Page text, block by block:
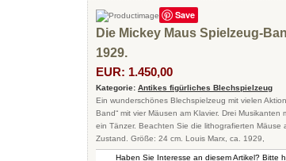
Save
Die Mickey Maus Spielzeug-
1929.
EUR: 1.450,00
Kategorie: Antikes figürliches Blechspielzeug
Ein wunderschönes Blechspielzeug mit vielen
Band“ mit vier Mäusen am Klavier. Drei
ein Tänzer. Beachten Sie die lithografierten
Zustand. Größe: 24 cm. Louis Marx, ca. 1929,
Haben Sie Interesse an diesem Artikel? Bitte